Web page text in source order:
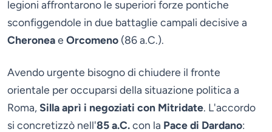
legioni affrontarono le superiori forze pontiche
sconfiggendole in due battaglie campali decisive a
Cheroneae Orcomeno (86 a.C.).
Avendo urgente bisogno di chiudere il fronte
orientale per occuparsi della situazione politica a
Roma, Silla aprì i negoziati con Mitridate. L'accordo
si concretizzò nell'85 a.C.con la Pace di Dardano: